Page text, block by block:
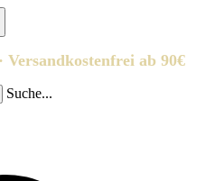
ab 90€
Suche...